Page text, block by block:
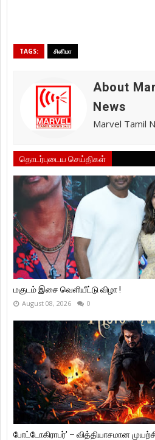
TAGS: சினிமா
About
News
Marvel Tamil
தொடர்புடைய செய்திகள்
மகுடம் இசை வெளியீட்டு விழா !
August 08, 2026 0
போட்டோகிராபர்' – வித்தியாசமான